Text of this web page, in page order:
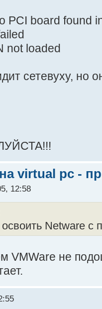
PCI board found
not loaded
сетевуху, но
virtual pc -
12:58
Netware с
VMWare не